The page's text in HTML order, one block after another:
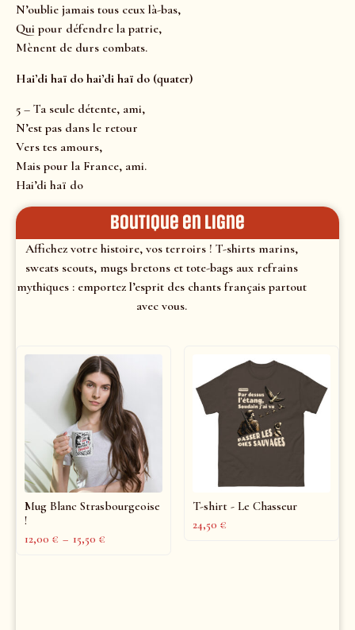
N’oublie jamais tous ceux là-bas,
Qui pour défendre la patrie,
Mènent de durs combats.
Hai’di haï do hai’di haï do (quater)
5 – Ta seule détente, ami,
N’est pas dans le retour
Vers tes amours,
Mais pour la France, ami.
Hai’di haï do
Boutique en ligne
Affichez votre histoire, vos terroirs ! T-shirts marins,
sweats scouts, mugs bretons et tote-bags aux refrains
mythiques : emportez l’esprit des chants français partout
avec vous.
Mug Blanc Strasbourgeoise
!
12,00 € – 15,50 €
T-shirt - Le Chasseur
24,50 €